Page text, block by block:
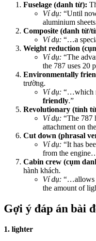
Fuselage (danh từ):
Ví dụ: “Until
aluminium
Composite (danh từ/
Ví dụ: “…a
Weight reduction
Ví dụ: “The
the 787 uses 20
Environmentally
trường.
Ví dụ: “…which
friendly.”
Revolutionary (tính
Ví dụ: “The 787
attachment on
Cut down (phrasal
Ví dụ: “It has
from the
Cabin crew (cụm
hành khách.
Ví dụ: “…allows
the amount of
Gợi ý đáp án bài
1. lighter